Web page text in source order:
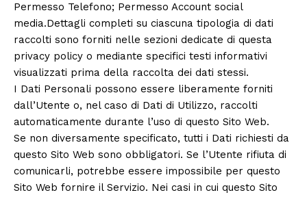
Permesso Telefono; Permesso Account social
media.Dettagli completi su ciascuna tipologia di dati
raccolti sono forniti nelle sezioni dedicate di questa
privacy policy o mediante specifici testi informativi
visualizzati prima della raccolta dei dati stessi.
I Dati Personali possono essere liberamente forniti
dall’Utente o, nel caso di Dati di Utilizzo, raccolti
automaticamente durante l’uso di questo Sito Web.
Se non diversamente specificato, tutti i Dati richiesti da
questo Sito Web sono obbligatori. Se l’Utente rifiuta di
comunicarli, potrebbe essere impossibile per questo
Sito Web fornire il Servizio. Nei casi in cui questo Sito